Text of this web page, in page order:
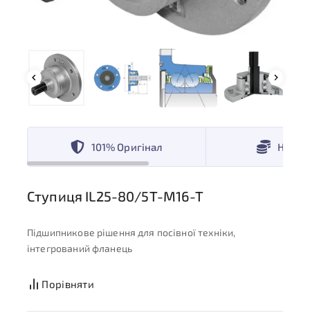
101% Оригінал
Ступиця IL25-80/5T-M16-T
Підшипникове рішення для посівної техніки,
інтегрований фланець
Порівняти